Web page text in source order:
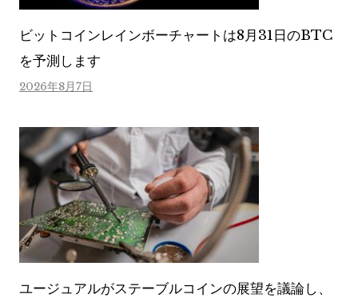
ビットコインレインボーチャートは8月31日のBTC
を予測します
2026年8月7日
ユージュアルがステーブルコインの展望を議論し、